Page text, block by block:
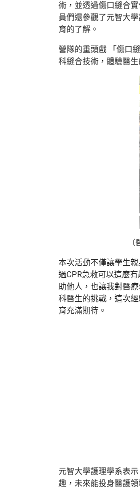
術，並透過傷口縫合
員們還參觀了元智大
育的了解。
營隊的重頭戲 「傷口
科縫合技術，體驗醫
本次活動不僅讓學生
過CPR急救可以這麼
助他人，也讓我對醫
科醫生的挑戰，這次
育充滿期待。
元智大學護理學系表
趣，未來能投身醫護